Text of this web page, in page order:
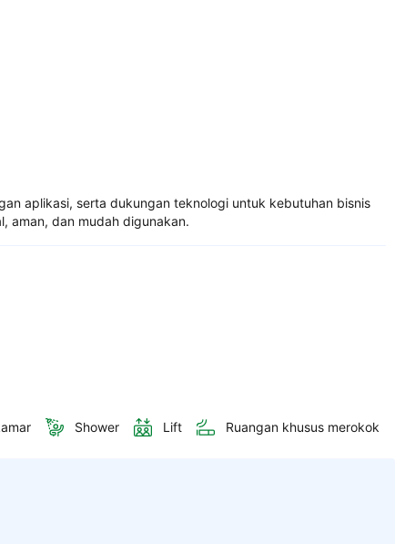
aplikasi, serta dukungan teknologi untuk kebutuhan bisnis
aman, dan mudah digunakan.
Shower Lift Ruangan khusus merokok